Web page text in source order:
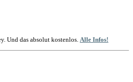
Und das absolut kostenlos. Alle Infos!